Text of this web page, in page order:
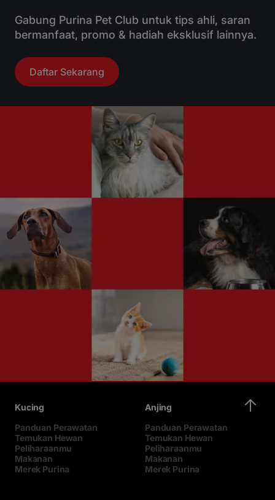
Gabung Purina Pet Club untuk tips ahli, saran
bermanfaat, promo & hadiah eksklusif lainnya.
Daftar Sekarang
Kucing
Panduan Perawatan
Temukan Hewan
Peliharaanmu
Makanan
Merek Purina
Anjing
Panduan Perawatan
Temukan Hewan
Peliharaanmu
Makanan
Merek Purina